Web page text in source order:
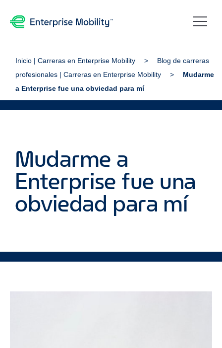
Inicio | Carreras en Enterprise Mobility
Blog de carreras
profesionales | Carreras en Enterprise Mobility
Mudarme
a Enterprise fue una obviedad para mí
Mudarme a
Enterprise fue una
obviedad para mí